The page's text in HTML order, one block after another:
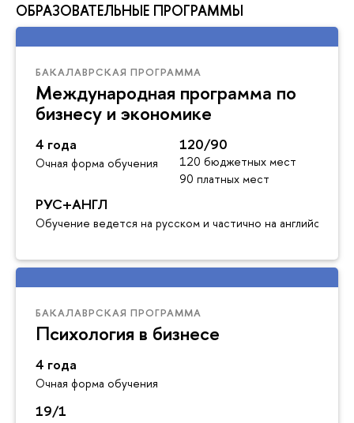
ОБРАЗОВАТЕЛЬНЫЕ ПРОГРАММЫ
БАКАЛАВРСКАЯ ПРОГРАММА
Международная программа по
бизнесу и экономике
4 года
Очная форма обучения
120/90
120 бюджетных мест
90 платных мест
РУС+АНГЛ
Обучение ведется на русском и частично на английском
БАКАЛАВРСКАЯ ПРОГРАММА
Психология в бизнесе
4 года
Очная форма обучения
19/1